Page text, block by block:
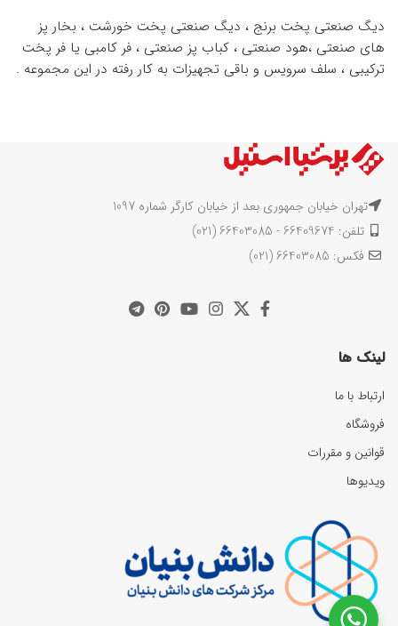
دیگ صنعتی پخت برنج ، دیگ صنعتی پخت خورشت ، بخار پز
های صنعتی ،هود صنعتی ، کباب پز صنعتی ، فر کامبی یا فر پخت
ترکیبی ، سلف سرویس و باقی تجهیزات به کار رفته در این مجموعه .
تهران خیابان جمهوری بعد از خیابان کارگر شماره 1097
تلفن: 66409674 - 66403085 (021)
فکس: 66403085 (021)
لینک ها
ارتباط با ما
فروشگاه
قوانین و مقررات
ویدیوها